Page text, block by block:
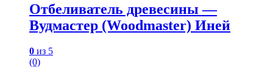
Отбеливатель древесины —
Вудмастер (Woodmaster) Иней
0 из 5
(0)